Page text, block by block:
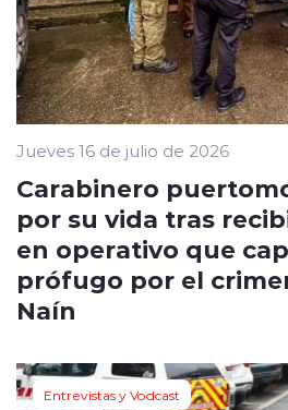
Jueves 16 de julio de 2026
Carabinero
por su vida tras
en operativo que
prófugo por el
Naín
Entrevistas y Vodcast